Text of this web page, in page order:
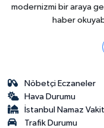
modernizmi bir araya
haber
Nöbetçi Eczaneler
Hava Durumu
İstanbul Namaz
Trafik Durumu